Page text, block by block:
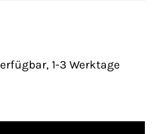
1-3 Werktage